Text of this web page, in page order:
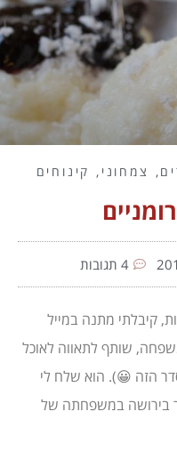
, צמחוני , קינוחים
4 תגובות
קיבלתי מתנה במייל
שותף לתאווה לאוכל
הזה 😀). הוא שלח לי
בירושה במשפחתה של